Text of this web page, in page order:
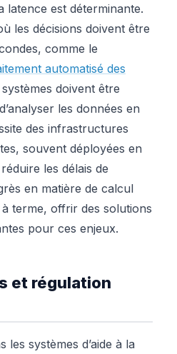
latence est déterminante.
les décisions doivent être
comme le
automatisé des
doivent être
les données en
des infrastructures
souvent déployées en
les délais de
en matière de calcul
terme, offrir des solutions
pour ces enjeux.
et régulation
les systèmes d’aide à la